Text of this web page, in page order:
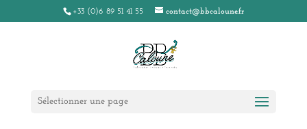
+33 (0)6 89 51 41 55 contact@bbcaloune.fr
Sélectionner une page